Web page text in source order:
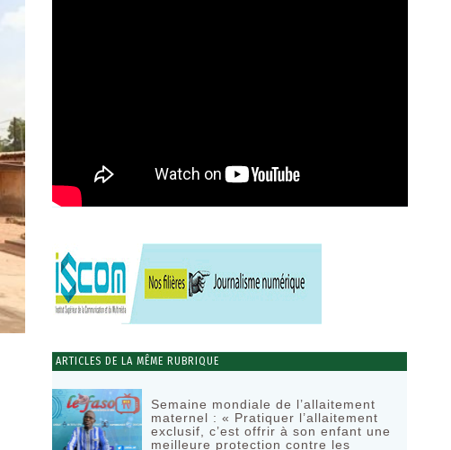
ARTICLES DE LA MÊME RUBRIQUE
Semaine mondiale de l’allaitement
maternel : « Pratiquer l’allaitement
exclusif, c’est offrir à son enfant une
meilleure protection contre les